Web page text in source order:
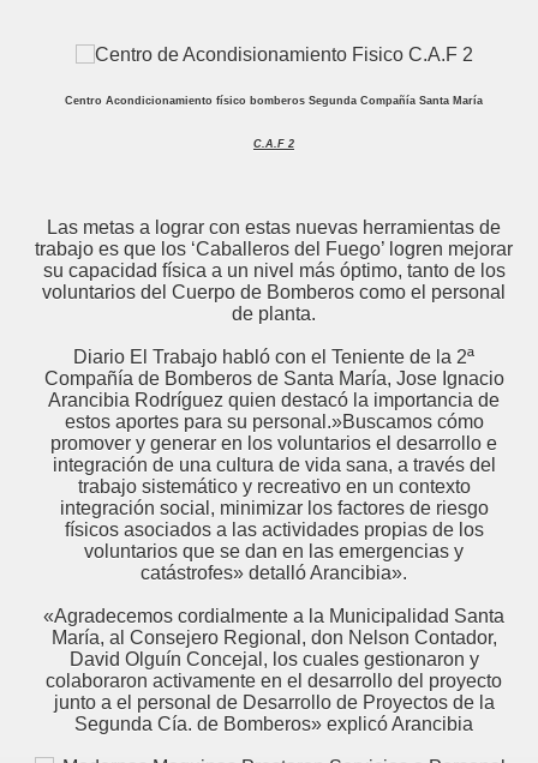
Centro Acondicionamiento físico bomberos Segunda Compañía Santa María
C.A.F 2
Las metas a lograr con estas nuevas herramientas de
trabajo es que los ‘Caballeros del Fuego’ logren mejorar
su capacidad física a un nivel más óptimo, tanto de los
voluntarios del Cuerpo de Bomberos como el personal
de planta.
Diario El Trabajo habló con el Teniente de la 2ª
Compañía de Bomberos de Santa María, Jose Ignacio
Arancibia Rodríguez quien destacó la importancia de
estos aportes para su personal.»Buscamos cómo
promover y generar en los voluntarios el desarrollo e
integración de una cultura de vida sana, a través del
trabajo sistemático y recreativo en un contexto
integración social, minimizar los factores de riesgo
físicos asociados a las actividades propias de los
voluntarios que se dan en las emergencias y
catástrofes» detalló Arancibia».
«Agradecemos cordialmente a la Municipalidad Santa
María, al Consejero Regional, don Nelson Contador,
David Olguín Concejal, los cuales gestionaron y
colaboraron activamente en el desarrollo del proyecto
junto a el personal de Desarrollo de Proyectos de la
Segunda Cía. de Bomberos» explicó Arancibia